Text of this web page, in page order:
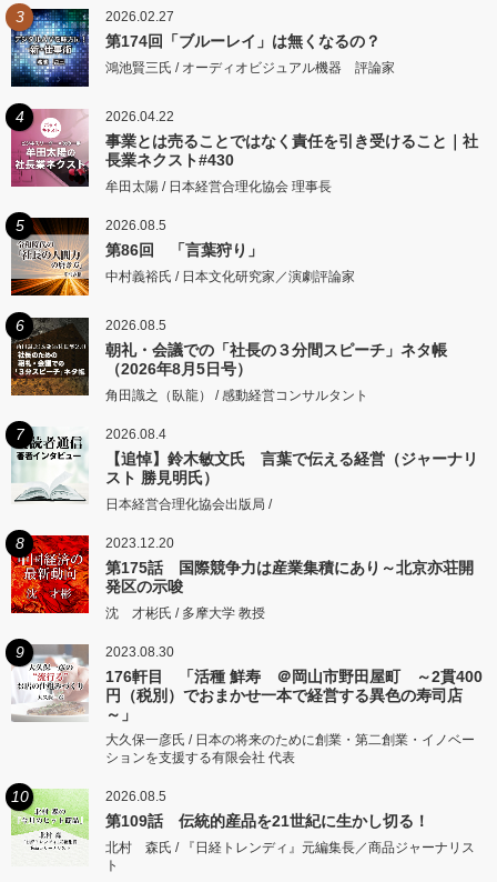
3 2026.02.27
第174回「ブルーレイ」は無くなるの？
鴻池賢三氏 / オーディオビジュアル機器 評論家
4 2026.04.22
事業とは売ることではなく責任を引き受けること｜社
長業ネクスト#430
牟田太陽 / 日本経営合理化協会 理事長
5 2026.08.5
第86回 「言葉狩り」
中村義裕氏 / 日本文化研究家／演劇評論家
6 2026.08.5
朝礼・会議での「社長の３分間スピーチ」ネタ帳
（2026年8月5日号）
角田識之（臥龍） / 感動経営コンサルタント
7 2026.08.4
【追悼】鈴木敏文氏 言葉で伝える経営（ジャーナリ
スト 勝見明氏）
日本経営合理化協会出版局 /
8 2023.12.20
第175話 国際競争力は産業集積にあり～北京亦荘開
発区の示唆
沈 才彬氏 / 多摩大学 教授
9 2023.08.30
176軒目 「活種 鮮寿 ＠岡山市野田屋町 ～2貫400
円（税別）でおまかせ一本で経営する異色の寿司店
～」
大久保一彦氏 / 日本の将来のために創業・第二創業・イノベー
ションを支援する有限会社 代表
10 2026.08.5
第109話 伝統的産品を21世紀に生かし切る！
北村 森氏 / 『日経トレンディ』元編集長／商品ジャーナリス
ト